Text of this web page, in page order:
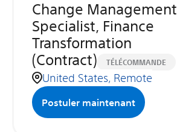
Change Management
Specialist, Finance
Transformation
(Contract)
TÉLÉCOMMANDE
United States, Remote
Postuler maintenant